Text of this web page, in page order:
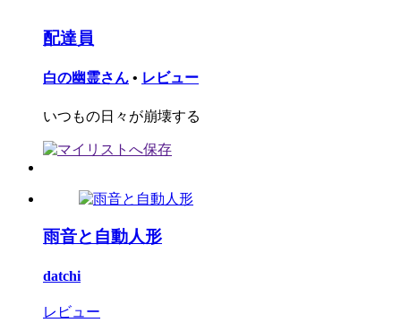
配達員
白の幽霊さん • レビュー
いつもの日々が崩壊する
雨音と自動人形
datchi
レビュー